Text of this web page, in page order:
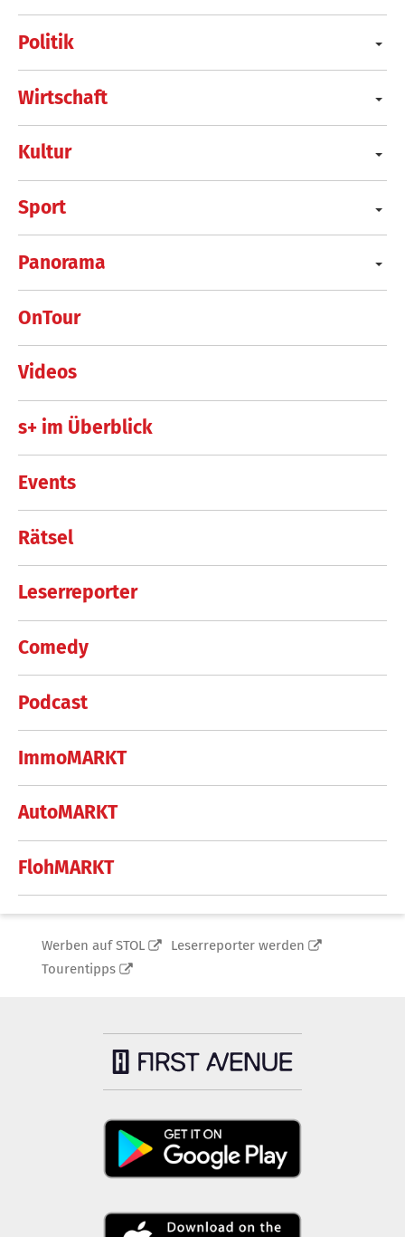
Politik
Wirtschaft
Kultur
Sport
Panorama
OnTour
Videos
s+ im Überblick
Events
Rätsel
Leserreporter
Comedy
Podcast
ImmoMARKT
AutoMARKT
FlohMARKT
Werben auf STOL
Leserreporter werden
Tourentipps